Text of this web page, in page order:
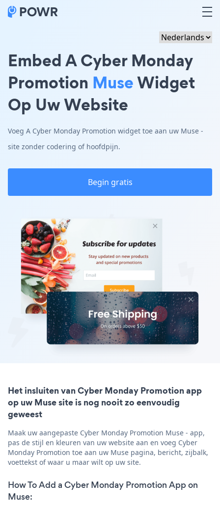
Embed A Cyber Monday
Promotion MuseWidget
Op Uw Website
Voeg A Cyber Monday Promotion widget toe aan uw Muse -
site zonder codering of hoofdpijn.
Begin gratis
Het insluiten van Cyber Monday Promotion app
op uw Muse site is nog nooit zo eenvoudig
geweest
Maak uw aangepaste Cyber Monday Promotion Muse - app,
pas de stijl en kleuren van uw website aan en voeg Cyber
Monday Promotion toe aan uw Muse pagina, bericht, zijbalk,
voettekst of waar u maar wilt op uw site.
How To Add a Cyber Monday Promotion App on
Muse: